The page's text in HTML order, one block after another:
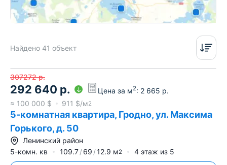
Найдено 41 объект
307272 р.
292 640 р. Цена за м2: 2 665 р.
≈ 100 000 $ 911 $/м2
5-комнатная квартира, Гродно, ул. Максима
Горького, д. 50
Ленинский район
5-комн. кв
109.7 69 12.9 м2 4 этаж из 5